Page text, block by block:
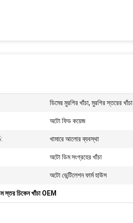
ডিমের মুরগির খাঁচা, মুরগির স্তরের খাঁচা
অটো ফিড কয়েজ
খামারে আলোর ব্যবস্থা
অটো ডিম সংগ্রহের খাঁচা
অটো ভেন্টিলেশন ফার্ম হাউস
স্তর চিকেন খাঁচা OEM